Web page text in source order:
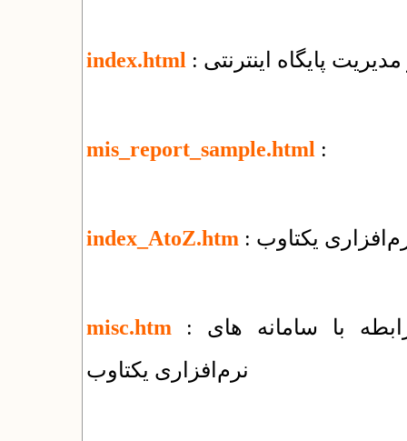
index.html پایگاه اینترنتی
mis_report_sample.html :
index_AtoZ.htm یکتاوب
misc.htm : فهرست مقالات و راهنماهای متنوع در رابطه با سامانه های
نرم‌افزاری یکتاوب